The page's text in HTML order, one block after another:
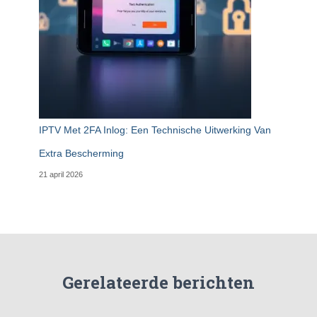
IPTV Met 2FA Inlog: Een Technische Uitwerking Van
Extra Bescherming
21 april 2026
Gerelateerde berichten